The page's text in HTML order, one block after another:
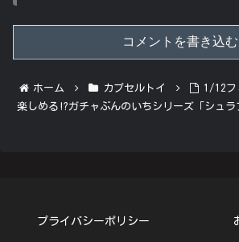
コメントを書き込む
ホーム カプセルトイ
1/12フ
楽しめる!?ガチャぶんのいちシリーズ「シュラ
プライバシーポリシー